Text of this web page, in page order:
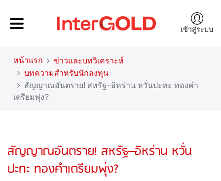
เข้าสู่ระบบ
หน้าแรก
ข่าวและบทวิเคราะห์
บทความสำหรับนักลงทุน
สัญญาณอันตราย! สหรัฐ–อิหร่าน หวั่นปะทะ ทองคำ
เตรียมพุ่ง?
สัญญาณอันตราย! สหรัฐ–อิหร่าน หวั่น
ปะทะ ทองคำเตรียมพุ่ง?